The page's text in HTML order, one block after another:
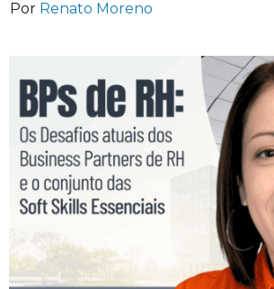
Por Renato Moreno